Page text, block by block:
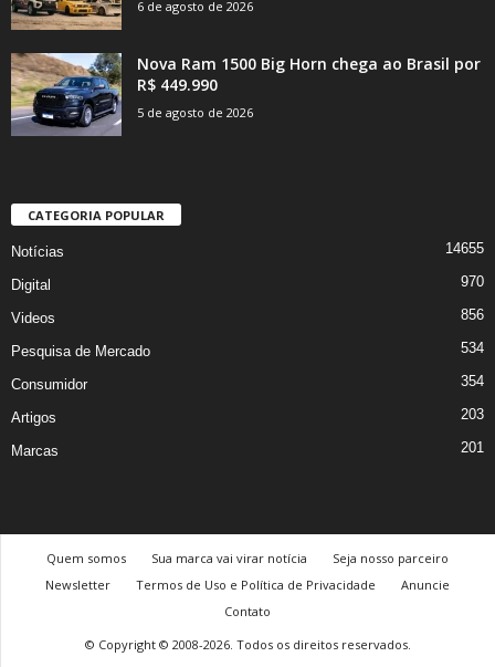
6 de agosto de 2026
Nova Ram 1500 Big Horn chega ao Brasil por
R$ 449.990
5 de agosto de 2026
CATEGORIA POPULAR
Notícias 14655
Digital 970
Videos 856
Pesquisa de Mercado 534
Consumidor 354
Artigos 203
Marcas 201
Quem somos Sua marca vai virar notícia
Seja nosso parceiro
Newsletter
Termos de Uso e Política de Privacidade
Anuncie
Contato
© Copyright © 2008-2026. Todos os direitos reservados.